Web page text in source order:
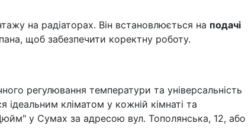
на радіаторах. Він встановлюється на подачі
щоб забезпечити коректну роботу.
регулювання температури та універсальність
кліматом у кожній кімнаті та
у Сумах за адресою вул. Тополянська, 12, або